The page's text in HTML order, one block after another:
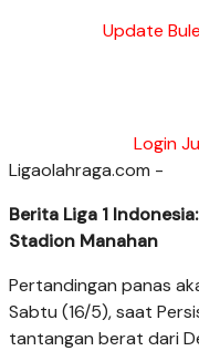
Update
Login
Ligaolahraga.com -
Berita Liga 1
Stadion Manahan
Pertandingan panas
Sabtu (16/5), saat
tantangan berat dari